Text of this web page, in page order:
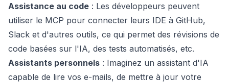
Assistance au code : Les développeurs peuvent
utiliser le MCP pour connecter leurs IDE à GitHub,
Slack et d'autres outils, ce qui permet des révisions de
code basées sur l'IA, des tests automatisés, etc.
Assistants personnels : Imaginez un assistant d'IA
capable de lire vos e-mails, de mettre à jour votre